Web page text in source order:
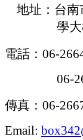
地址：台
學
電話： 06-
06-
傳真： 06-
Email: